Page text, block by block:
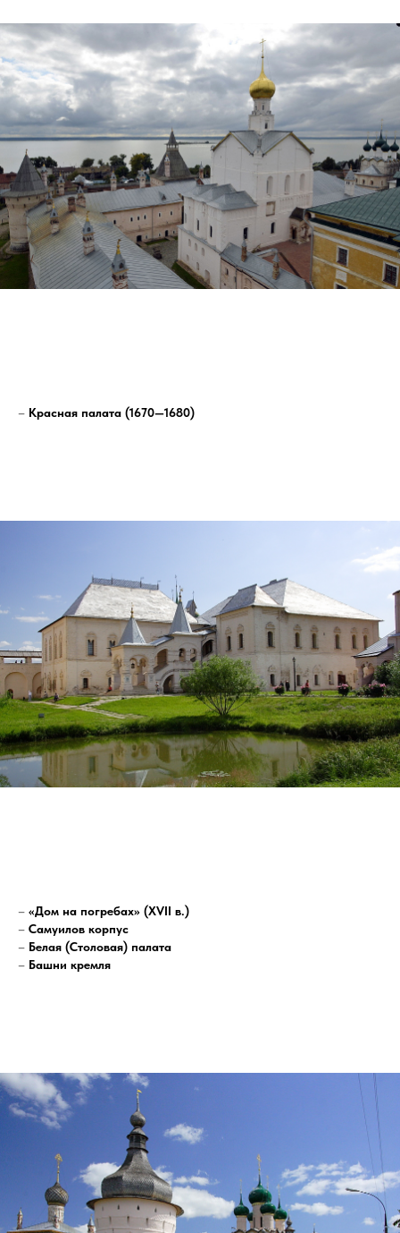
– Красная палата (1670—1680)
– «Дом на погребах» (XVII в.)
– Самуилов корпус
– Белая (Столовая) палата
– Башни кремля